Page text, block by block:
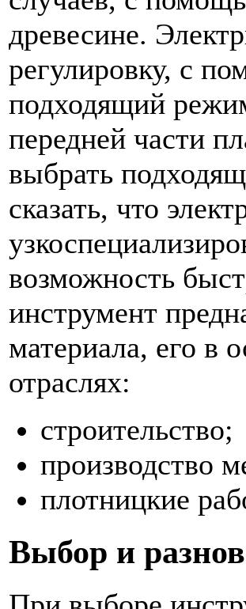
древесине.
регулировку, с
подходящий
передней части
выбрать
сказать, что
возможность
инструмент
материала, его в
отраслях:
строительство;
производство
плотницкие
Выбор и